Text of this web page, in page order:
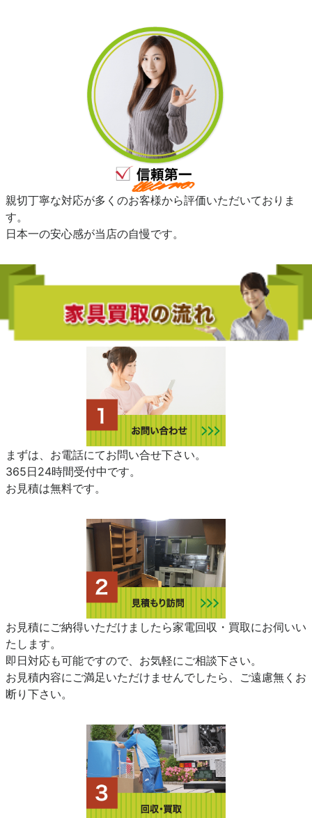
親切丁寧な対応が多くのお客様から評価いただいておりま
す。
日本一の安心感が当店の自慢です。
まずは、お電話にてお問い合せ下さい。
365日24時間受付中です。
お見積は無料です。
お見積にご納得いただけましたら家電回収・買取にお伺いい
たします。
即日対応も可能ですので、お気軽にご相談下さい。
お見積内容にご満足いただけませんでしたら、ご遠慮無くお
断り下さい。